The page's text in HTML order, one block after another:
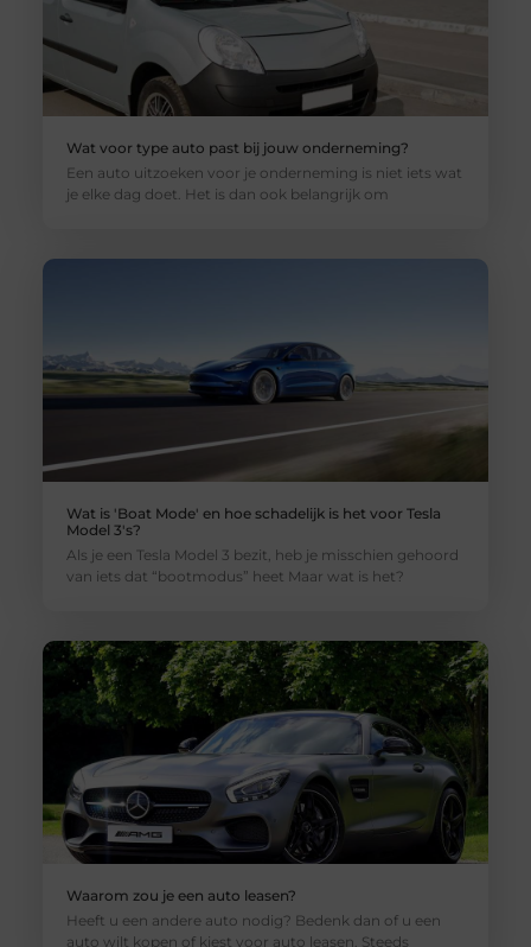
Wat voor type auto past bij jouw onderneming?
Een auto uitzoeken voor je onderneming is niet iets wat
je elke dag doet. Het is dan ook belangrijk om
Wat is 'Boat Mode' en hoe schadelijk is het voor Tesla
Model 3's?
Als je een Tesla Model 3 bezit, heb je misschien gehoord
van iets dat “bootmodus” heet Maar wat is het?
Waarom zou je een auto leasen?
Heeft u een andere auto nodig? Bedenk dan of u een
auto wilt kopen of kiest voor auto leasen. Steeds